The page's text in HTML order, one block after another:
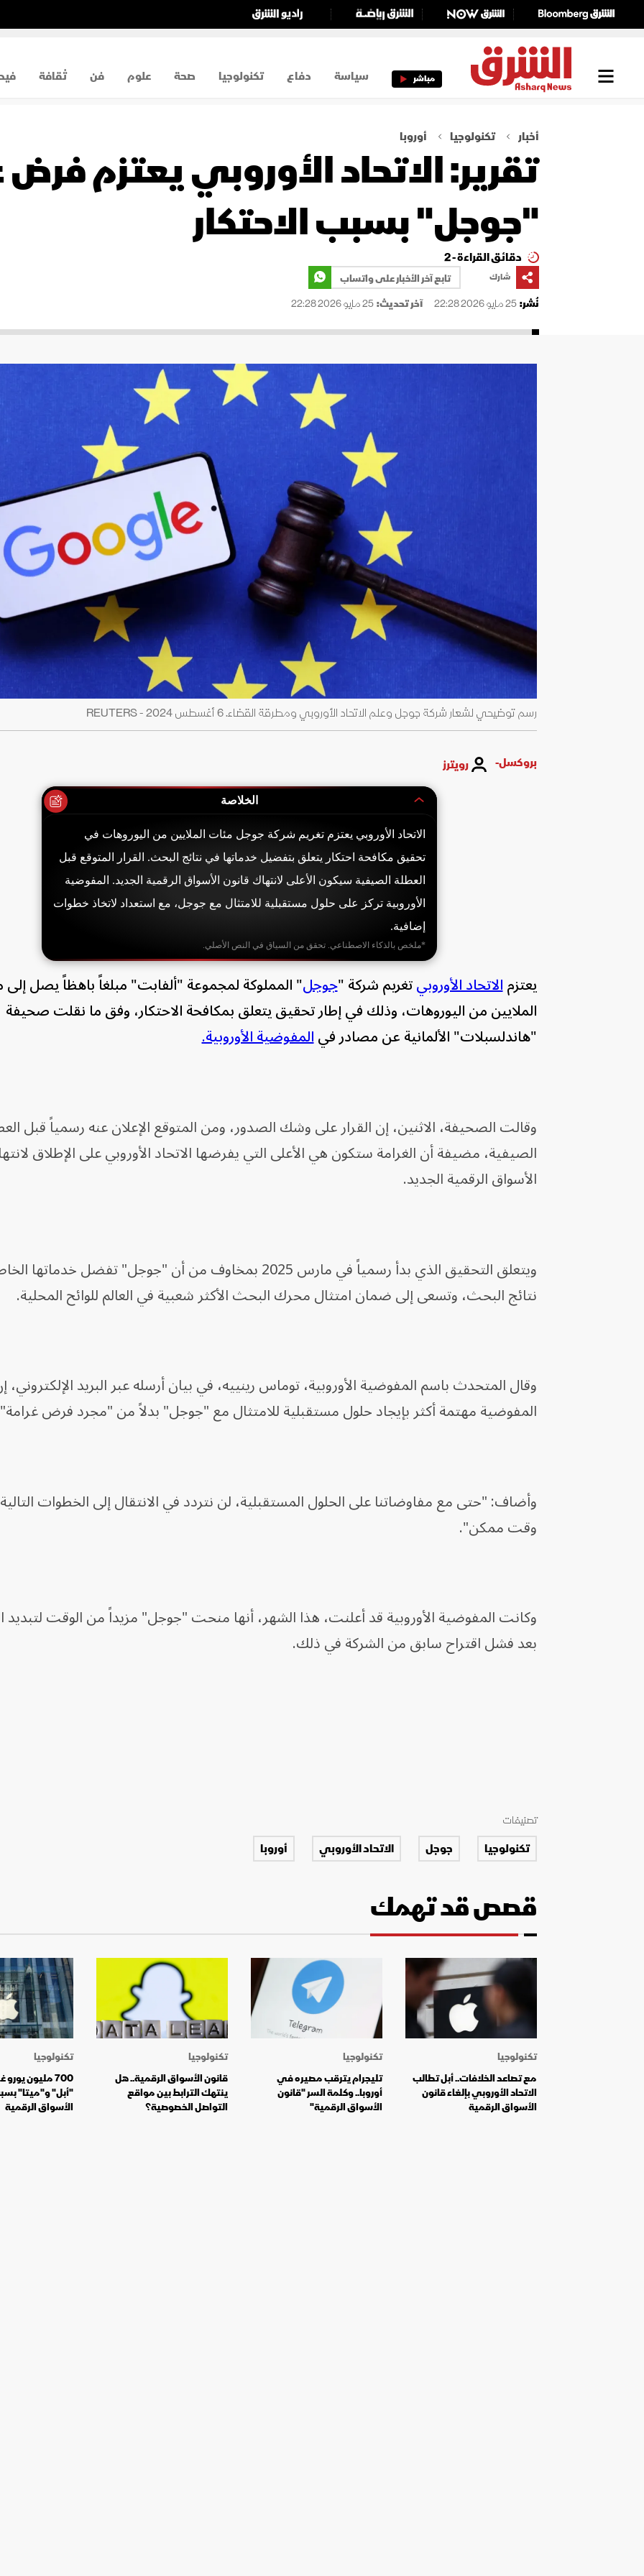
مباشر سياسة دفاع تكنولوجيا صحة علوم فن ثقافة
أخبار تكنولوجيا أوروبا
تقرير: الاتحاد الأوروبي يعتزم
"جوجل" بسبب الاحتكار
دقائق القراءة - 2
شارك
تابع آخر الأخبار على واتساب
نُشر:25 مايو 2026 22:28 آخر تحديث:25 مايو 2026 22:28
رسم توضيحي لشعار شركة جوجل وعلم الاتحاد الأوروبي ومطرقة القضاء. 6 أغسطس 2024 - REUTERS
بروكسل- رويترز
الخلاصة
الاتحاد الأوروبي يعتزم تغريم شركة جوجل مئات الملايين من اليوروهات في
تحقيق مكافحة احتكار يتعلق بتفضيل خدماتها في نتائج البحث. القرار المتوقع قبل
العطلة الصيفية سيكون الأعلى لانتهاك قانون الأسواق الرقمية الجديد. المفوضية
الأوروبية تركز على حلول مستقبلية للامتثال مع جوجل، مع استعداد لاتخاذ خطوات
إضافية.
*ملخص بالذكاء الاصطناعي. تحقق من السياق في النص الأصلي.
يعتزمالاتحاد الأوروبيتغريم شركة "جوجل" المملوكة لمجموعة "ألفابت" مبلغاً باهظاً يصل
الملايين من اليوروهات، وذلك في إطار تحقيق يتعلق بمكافحة الاحتكار، وفق ما نقلت صحيفة
"هاندلسبلات" الألمانية عن مصادر فيالمفوضية الأوروبية.
وقالت الصحيفة، الاثنين، إن القرار على وشك الصدور، ومن المتوقع الإعلان عنه رسمياً قبل
الصيفية، مضيفة أن الغرامة ستكون هي الأعلى التي يفرضها الاتحاد الأوروبي على الإطلاق
الأسواق الرقمية الجديد.
ويتعلق التحقيق الذي بدأ رسمياً في مارس 2025 بمخاوف من أن "جوجل" تفضل
نتائج البحث، وتسعى إلى ضمان امتثال محرك البحث الأكثر شعبية في العالم للوائح المحلية.
وقال المتحدث باسم المفوضية الأوروبية، توماس رينييه، في بيان أرسله عبر البريد الإلكتروني،
المفوضية مهتمة أكثر بإيجاد حلول مستقبلية للامتثال مع "جوجل" بدلاً من "مجرد فرض
وأضاف: "حتى مع مفاوضاتنا على الحلول المستقبلية، لن نتردد في الانتقال إلى الخطوات
وقت ممكن".
وكانت المفوضية الأوروبية قد أعلنت، هذا الشهر، أنها منحت "جوجل" مزيداً من الوقت
بعد فشل اقتراح سابق من الشركة في ذلك.
تصنيفات
تكنولوجيا جوجل الاتحاد الأوروبي أوروبا
قصص قد تهمك
تكنولوجيا
مع تصاعد الخلافات.. أبل تطالب
الاتحاد الأوروبي بإلغاء قانون
الأسواق الرقمية
تكنولوجيا
تليجرام يترقب مصيره في
أوروبا.. وكلمة السر "قانون
الأسواق الرقمية"
تكنولوجيا
قانون الأسواق الرقمية.. هل
ينتهك الترابط بين مواقع
التواصل الخصوصية؟
تكنولوجيا
700 مليون
"أبل" و"ميتا"
الأسواق الرقمية